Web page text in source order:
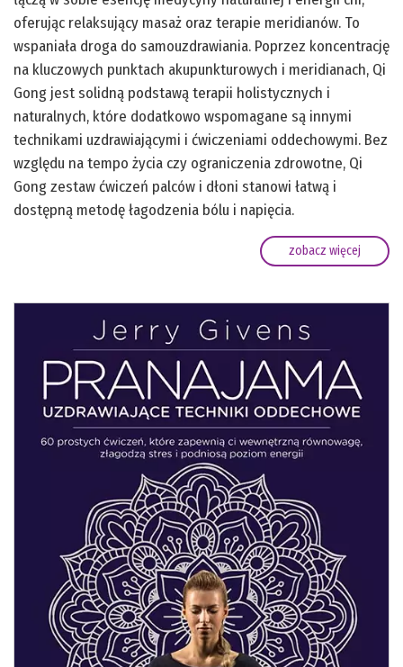
oferując relaksujący masaż oraz terapie meridianów. To
wspaniała droga do samouzdrawiania. Poprzez koncentrację
na kluczowych punktach akupunkturowych i meridianach, Qi
Gong jest solidną podstawą terapii holistycznych i
naturalnych, które dodatkowo wspomagane są innymi
technikami uzdrawiającymi i ćwiczeniami oddechowymi. Bez
względu na tempo życia czy ograniczenia zdrowotne, Qi
Gong zestaw ćwiczeń palców i dłoni stanowi łatwą i
dostępną metodę łagodzenia bólu i napięcia.
zobacz więcej